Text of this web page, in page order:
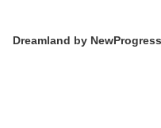
Dreamland by